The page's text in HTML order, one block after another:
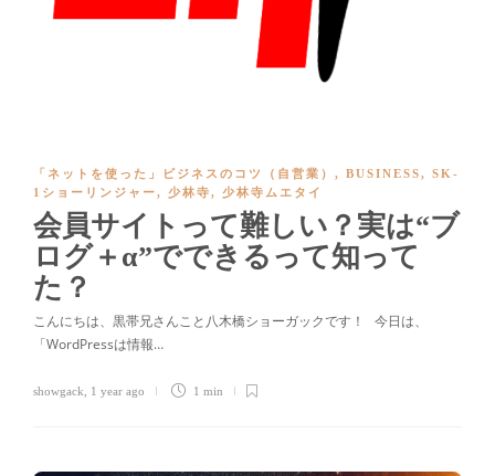
「ネットを使った」ビジネスのコツ（自営業） , BUSINESS, SK-
1ショーリンジャー, 少林寺, 少林寺ムエタイ
会員サイトって難しい？実は“ブ
ログ＋α”でできるって知って
た？
こんにちは、黒帯兄さんこと八木橋ショーガックです！ 今日は、
「WordPressは情報…
showgack 1 year ago 1 min